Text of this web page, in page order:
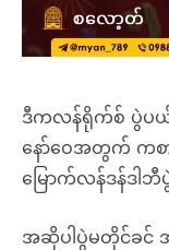
ဒီကလန်ရိုက်စ် ပွဲပ
နော်ဝေအတွက် ကစာ
မြောက်လန်ဒန်ဒါဘီ
အဆိုပါပွဲမတိုင်ခင်